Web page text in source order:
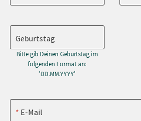
Geburtstag
Bitte gib Deinen Geburtstag im
folgenden Format an:
'DD.MM.YYYY'
E-Mail